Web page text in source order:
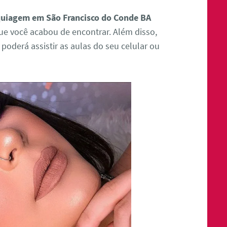
em São Francisco do Conde BA
você acabou de encontrar. Além disso,
assistir as aulas do seu celular ou